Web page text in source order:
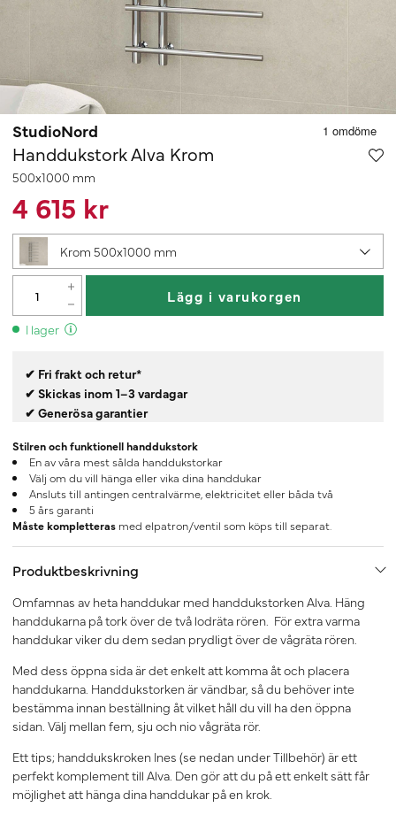
StudioNord
Handdukstork Alva Krom
500x1000 mm
4 615 kr
Krom 500x1000 mm
Lägg i varukorgen
I lager
✔ Fri frakt och retur*
✔ Skickas inom 1–3 vardagar
✔ Generösa garantier
Stilren och funktionell handdukstork
En av våra mest sålda handdukstorkar
Välj om du vill hänga eller vika dina handdukar
Ansluts till antingen centralvärme, elektricitet eller båda två
5 års garanti
Måste kompletteras med elpatron/ventil som köps till separat.
Produktbeskrivning
Omfamnas av heta handdukar med handdukstorken Alva. Häng
handdukarna på tork över de två lodräta rören. För extra varma
handdukar viker du dem sedan prydligt över de vågräta rören.
Med dess öppna sida är det enkelt att komma åt och placera
handdukarna. Handdukstorken är vändbar, så du behöver inte
bestämma innan beställning åt vilket håll du vill ha den öppna
sidan. Välj mellan fem, sju och nio vågräta rör.
Ett tips; handdukskroken Ines (se nedan under Tillbehör) är ett
perfekt komplement till Alva. Den gör att du på ett enkelt sätt får
möjlighet att hänga dina handdukar på en krok.